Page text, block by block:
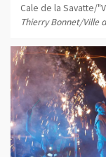
Cale de la Savatte/
Thierry Bonnet/Ville